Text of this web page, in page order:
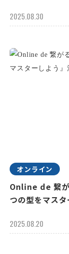
2025.08.30
オンライン
Online de 繋が
つの型をマス
2025.08.20